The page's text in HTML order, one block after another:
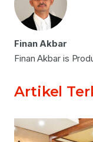
Finan Akbar
Finan Akbar is
Artikel